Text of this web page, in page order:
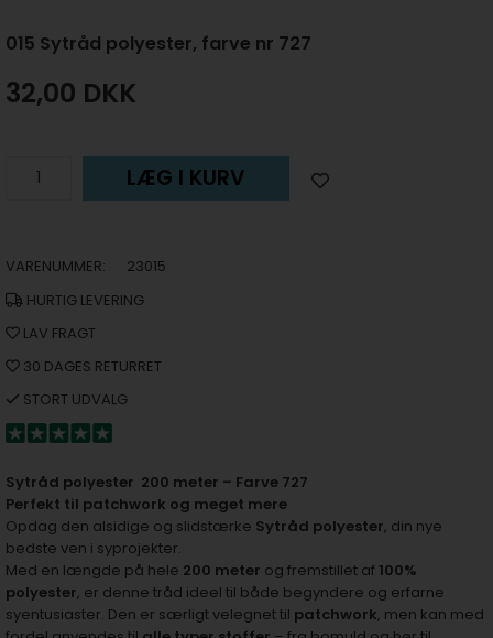
015 Sytråd polyester, farve nr 727
32,00 DKK
LÆG I KURV
VARENUMMER:
23015
HURTIG LEVERING
LAV FRAGT
30 DAGES RETURRET
STORT UDVALG
Sytråd polyester 200 meter – Farve 727
Perfekt til patchwork og meget mere
Opdag den alsidige og slidstærke Sytråd polyester, din nye
bedste ven i syprojekter.
Med en længde på hele 200 meter og fremstillet af 100%
polyester, er denne tråd ideel til både begyndere og erfarne
syentusiaster. Den er særligt velegnet til patchwork, men kan med